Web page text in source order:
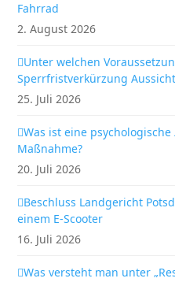
Fahrrad
2. August 2026
Unter welchen
Sperrfristverkürzung
25. Juli 2026
Was ist eine
Maßnahme?
20. Juli 2026
Beschluss Landgericht
einem E-Scooter
16. Juli 2026
Was versteht man unter